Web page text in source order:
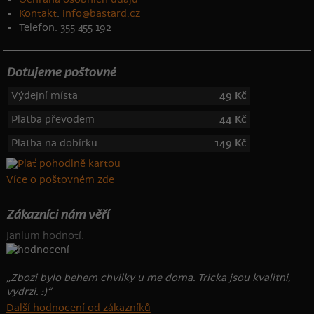
Kontakt: info@bastard.cz
Telefon: 355 455 192
Dotujeme poštovné
Výdejní místa
49 Kč
Platba převodem
44 Kč
Platba na dobírku
149 Kč
Více o poštovném zde
Zákazníci nám věří
Janlum hodnotí:
„Zbozi bylo behem chvilky u me doma. Tricka jsou kvalitni,
vydrzi. :)“
Další hodnocení od zákazníků